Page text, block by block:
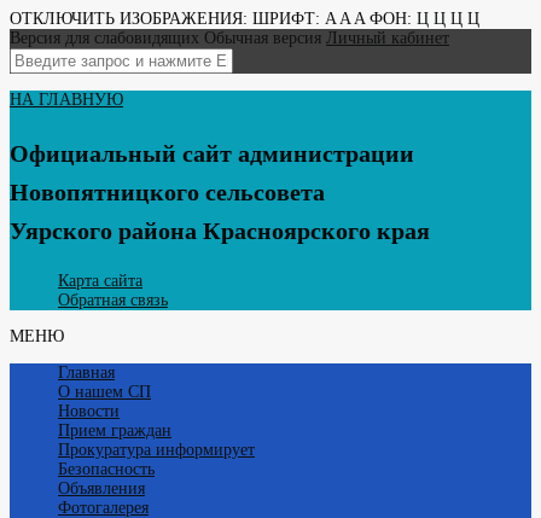
ОТКЛЮЧИТЬ ИЗОБРАЖЕНИЯ: ШРИФТ: A A A ФОН: Ц Ц Ц Ц
Версия для слабовидящих Обычная версия Личный кабинет
НА ГЛАВНУЮ
Официальный сайт администрации
Новопятницкого сельсовета
Уярского района Красноярского края
Карта сайта
Обратная связь
МЕНЮ
Главная
О нашем СП
Новости
Прием граждан
Прокуратура информирует
Безопасность
Объявления
Фотогалерея